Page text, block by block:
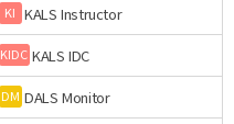
KI KALS Instructor
KIDC KALS IDC
DM DALS Monitor